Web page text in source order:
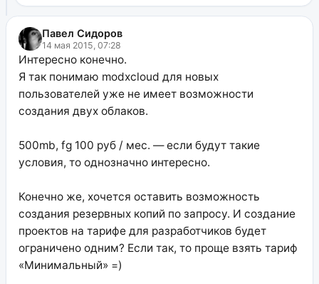
Павел Сидоров
14 мая 2015, 07:28
Интересно конечно.
Я так понимаю modxcloud для новых
пользователей уже не имеет возможности
создания двух облаков.
500mb, fg 100 руб / мес. — если будут такие
условия, то однозначно интересно.
Конечно же, хочется оставить возможность
создания резервных копий по запросу. И создание
проектов на тарифе для разработчиков будет
ограничено одним? Если так, то проще взять тариф
«Минимальный» =)